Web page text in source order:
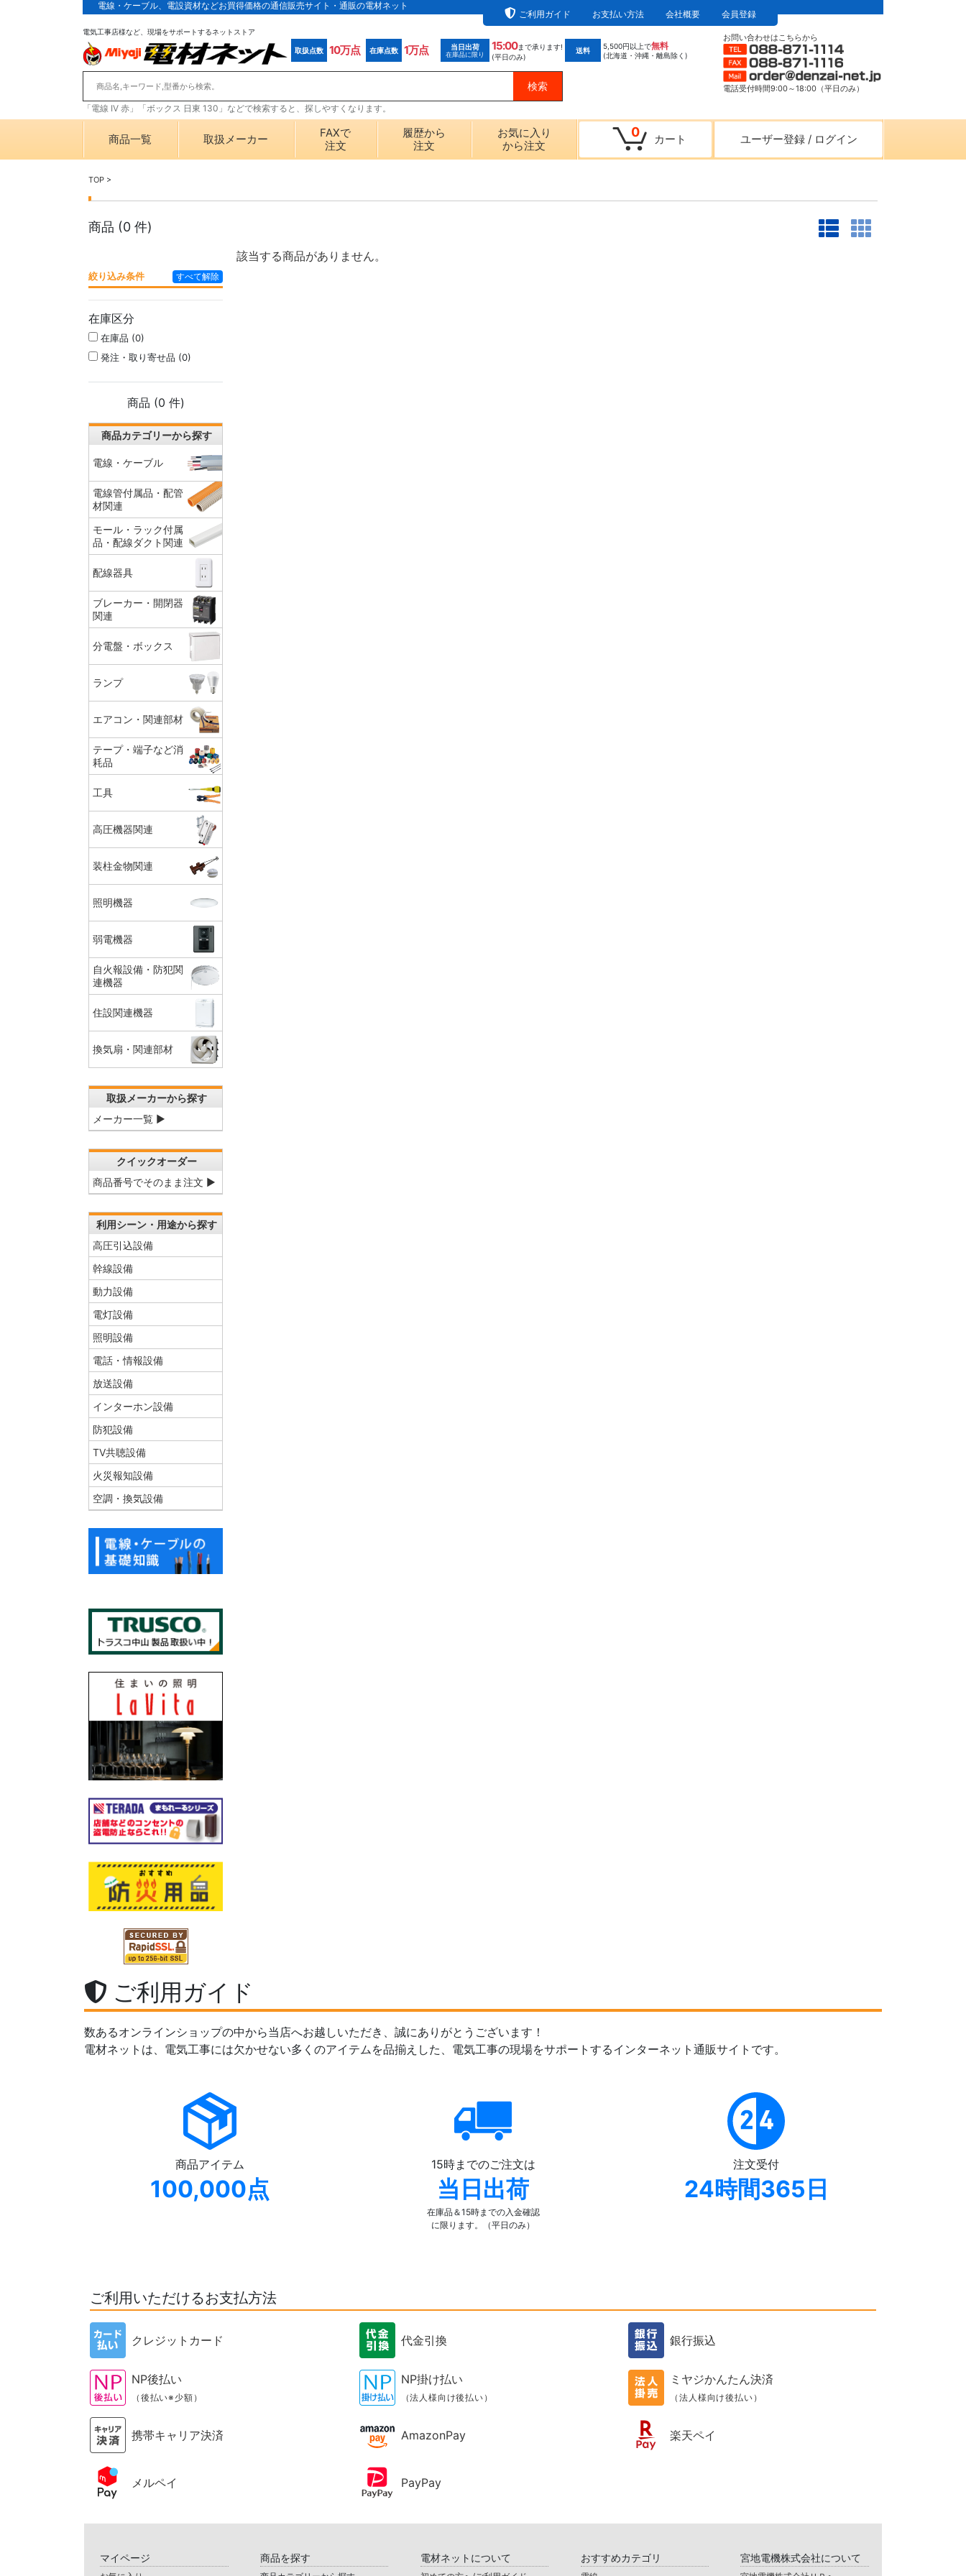
電線・ケーブル、電設資材などお買得価格の通信販売サイト・通販の電材ネット
ご利用ガイド
お支払い方法 会社概要 会員登録
電気工事店様など、現場をサポートするネットストア
取扱点数 10万点 在庫点数 1万点 当日出荷
在庫品に限り
15:00まで承ります!
(平日のみ)
送料 5,500円以上で無料
(北海道・沖縄・離島除く)
「電線 IV 赤」「ボックス 日東 130」などで検索すると、探しやすくなります。
お問い合わせはこちらから
電話受付時間9:00～18:00（平日のみ）
商品一覧 取扱メーカー
FAXで
注文
履歴から
注文
お気に入り
から注文
0 カート ユーザー登録 / ログイン
TOP >
商品 (0 件)
該当する商品がありません。
絞り込み条件 すべて解除
在庫区分
在庫品 (0)
発注・取り寄せ品 (0)
商品 (0 件)
商品カテゴリーから探す
電線・ケーブル
電線管付属品・配管
材関連
モール・ラック付属
品・配線ダクト関連
配線器具
ブレーカー・開閉器
関連
分電盤・ボックス
ランプ
エアコン・関連部材
テープ・端子など消
耗品
工具
高圧機器関連
装柱金物関連
照明機器
弱電機器
自火報設備・防犯関
連機器
住設関連機器
換気扇・関連部材
取扱メーカーから探す
メーカー一覧 ▶
クイックオーダー
商品番号でそのまま注文 ▶
利用シーン・用途から探す
高圧引込設備
幹線設備
動力設備
電灯設備
照明設備
電話・情報設備
放送設備
インターホン設備
防犯設備
TV共聴設備
火災報知設備
空調・換気設備
ご利用ガイド
数あるオンラインショップの中から当店へお越しいただき、誠にありがとうございます！
電材ネットは、電気工事には欠かせない多くのアイテムを品揃えした、電気工事の現場をサポートするインターネット通販サイトです。
商品アイテム
100,000点
15時までのご注文は
当日出荷
在庫品＆15時までの入金確認
に限ります。（平日のみ）
注文受付
24時間365日
ご利用いただけるお支払方法
クレジットカード 代金引換 銀行振込
NP後払い
（後払い※少額）
NP掛け払い
（法人様向け後払い）
ミヤジかんたん決済
（法人様向け後払い）
携帯キャリア決済 AmazonPay 楽天ペイ
メルペイ PayPay
マイページ 商品を探す 電材ネットについて おすすめカテゴリ 宮地電機株式会社について